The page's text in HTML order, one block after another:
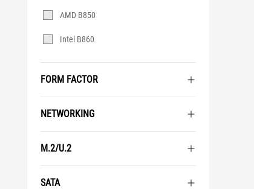
AMD B850
Intel B860
FORM FACTOR
NETWORKING
M.2/U.2
SATA